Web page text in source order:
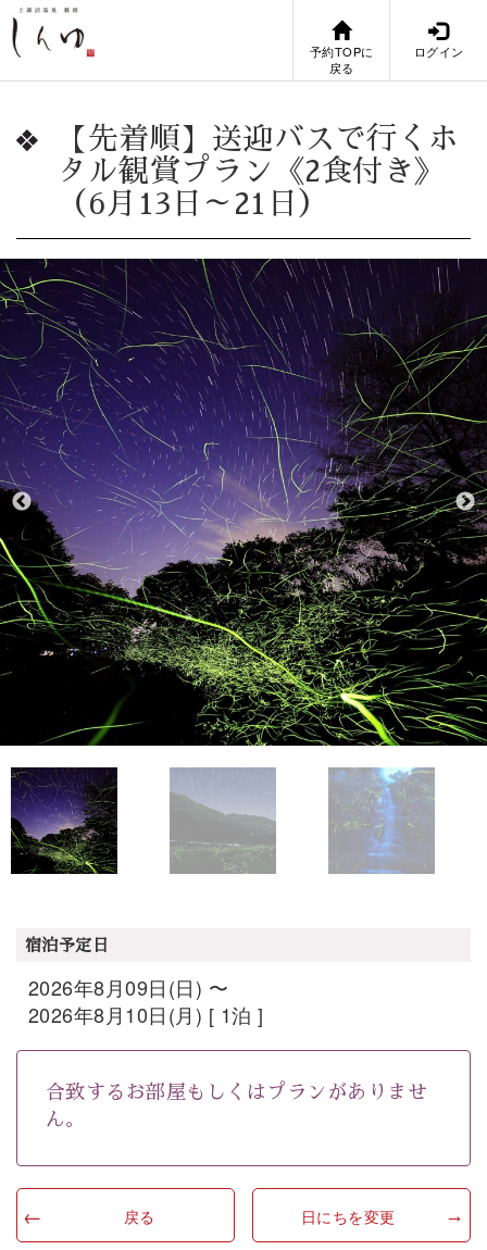
予約TOPに
戻る
ログイン
【先着順】送迎バスで行くホ
タル観賞プラン《2食付き》
（6月13日～21日）
宿泊予定日
2026年8月09日(日) 〜
2026年8月10日(月) [ 1泊 ]
合致するお部屋もしくはプランがありませ
ん。
戻る 日にちを変更